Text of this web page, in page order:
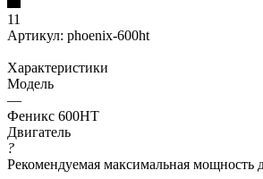
11
Артикул: phoenix-600ht
Характеристики
Модель
—
Феникс 600HT
Двигатель
?
Рекомендуемая максимальная мощность